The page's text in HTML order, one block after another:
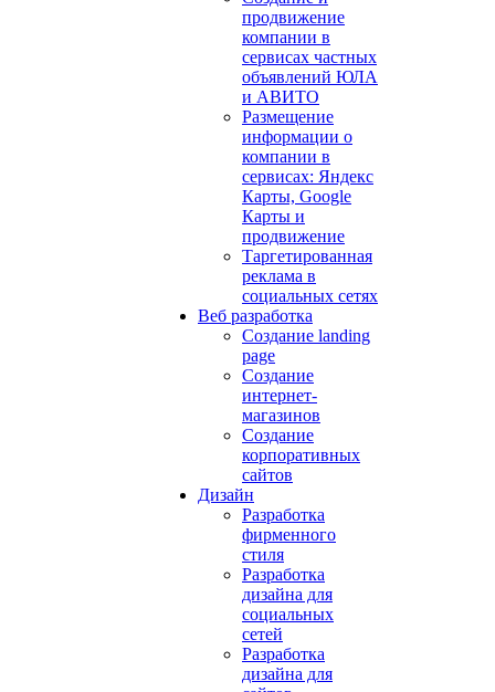
продвижение
компании в
сервисах частных
объявлений ЮЛА
и АВИТО
Размещение
информации о
компании в
сервисах: Яндекс
Карты, Google
Карты и
продвижение
Таргетированная
реклама в
социальных сетях
Веб разработка
Создание landing
page
Создание
интернет-
магазинов
Создание
корпоративных
сайтов
Дизайн
Разработка
фирменного
стиля
Разработка
дизайна для
социальных
сетей
Разработка
дизайна для